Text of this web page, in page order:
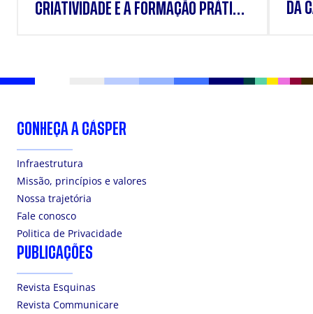
CRIATIVIDADE E A FORMAÇÃO PRÁTICA
DA
CONHEÇA A CÁSPER
Infraestrutura
Missão, princípios e valores
Nossa trajetória
Fale conosco
Politica de Privacidade
PUBLICAÇÕES
Revista Esquinas
Revista Communicare